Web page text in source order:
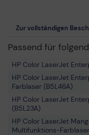
Zur vollständigen
Passend für
HP Color LaserJet
HP Color LaserJet
Farblaser (B5L46A)
HP Color LaserJet
(B5L23A)
HP Color LaserJet
Multifunktions-